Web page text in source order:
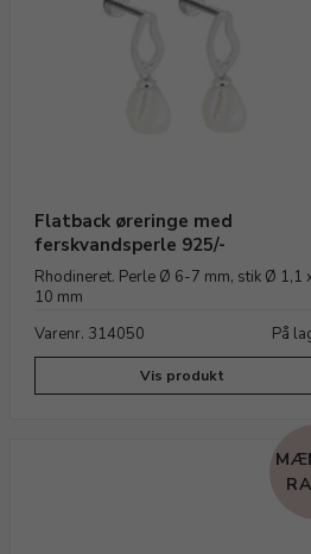
Flatback øreringe med
ferskvandsperle 925/-
Rhodineret. Perle Ø 6-7 mm, stik Ø 1,1
10 mm
Varenr. 314050
På
Vis produkt